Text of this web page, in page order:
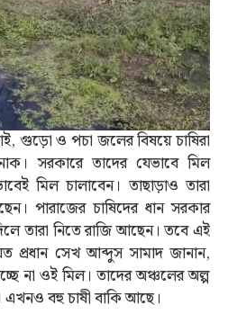
গুড়ো ও পচা জলের বিষয়ে চাষিরা
সরকারে তাদের যেভাবে মিল
মিল চালাবেন। তাছাড়াও তারা
পারাজের চাষিদের ধান সরকার
তারা নিতে রাজি আছেন। তবে এই
প্রধান সেখ আব্দুস সামাদ জানান,
না ওই মিল। তাদের অঞ্চলের অল্প
এখনও বহু চাষী বাকি আছে।